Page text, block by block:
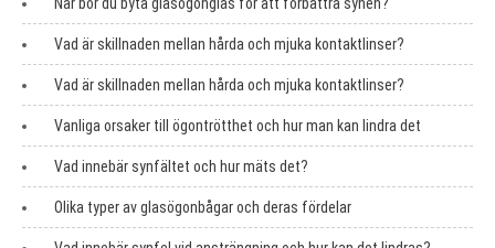
När bör du byta glasögonglas för att förbättra synen?
Vad är skillnaden mellan hårda och mjuka kontaktlinser?
Vad är skillnaden mellan hårda och mjuka kontaktlinser?
Vanliga orsaker till ögontrötthet och hur man kan lindra det
Vad innebär synfältet och hur mäts det?
Olika typer av glasögonbågar och deras fördelar